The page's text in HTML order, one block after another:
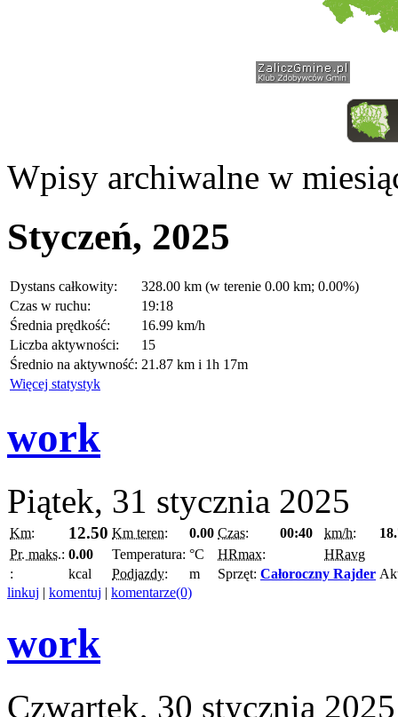
Wpisy archiwalne w
Styczeń, 2025
Dystans całkowity:
328.00 km (w terenie 0.00 km; 0.00%)
Czas w ruchu:
19:18
Średnia prędkość:
16.99 km/h
Liczba aktywności:
15
Średnio na aktywność: 21.87 km i 1h 17m
Więcej statystyk
work
Piątek, 31 stycznia 2025
Km: 12.50 Km teren: 0.00 Czas: 00:40 km/h:
Pr. maks.: 0.00 Temperatura: °C HRmax:
HRavg
:
kcal Podjazdy: m Sprzęt: Całoroczny Rajder
linkuj | komentuj | komentarze(0)
work
Czwartek, 30 stycznia 2025